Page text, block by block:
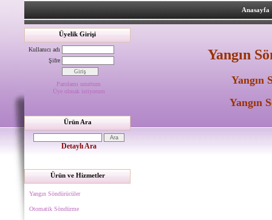
Anasayfa
Üyelik Girişi
Kullanıcı adı
Şifre
Parolamı unuttum
Üye olmak istiyorum
Ürün Ara
Detaylı Ara
Ürün ve Hizmetler
Yangın Söndürücüler
Otomatik Söndürme
Yangın
Yangın
Yangın